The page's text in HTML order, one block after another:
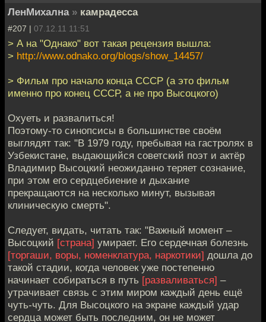
ЛенМихална » камрадесса
#207 | 07.12.11 11:51
> А на "Однако" вот такая рецензия вышла:
> http://www.odnako.org/blogs/show_14457/
> Фильм про начало конца СССР (а это фильм
именно про конец СССР, а не про Высоцкого)
Охуеть и развалиться!
Поэтому-то синопсисы в большинстве своём
выглядят так: "В 1979 году, пребывая на гастролях в
Узбекистане, выдающийся советский поэт и актёр
Владимир Высоцкий неожиданно теряет сознание,
при этом его сердцебиение и дыхание
прекращаются на несколько минут, вызывая
клиническую смерть".
Следует, видать, читать так: "Важный момент –
Высоцкий [страна] умирает. Его сердечная болезнь
[торгаши, воры, номенклатура, наркотики] дошла до
такой стадии, когда человек уже постепенно
начинает собираться в путь [разваливаться] –
утрачивает связь с этим миром каждый день ещё
чуть-чуть. Для Высоцкого на экране каждый удар
сердца может быть последним, он не может